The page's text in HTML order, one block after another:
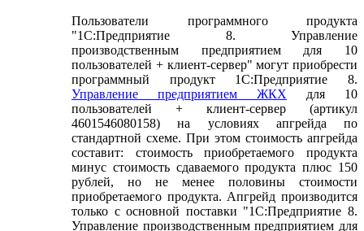
Пользователи программного продукта
"1С:Предприятие 8. Управление
производственным предприятием для 10
пользователей + клиент-сервер" могут приобрести
программный продукт 1С:Предприятие 8.
Управление предприятием ЖКХ для 10
пользователей + клиент-сервер (артикул
4601546080158) на условиях апгрейда по
стандартной схеме. При этом стоимость апгрейда
составит: стоимость приобретаемого продукта
минус стоимость сдаваемого продукта плюс 150
рублей, но не менее половины стоимости
приобретаемого продукта. Апгрейд производится
только с основной поставки "1С:Предприятие 8.
Управление производственным предприятием для